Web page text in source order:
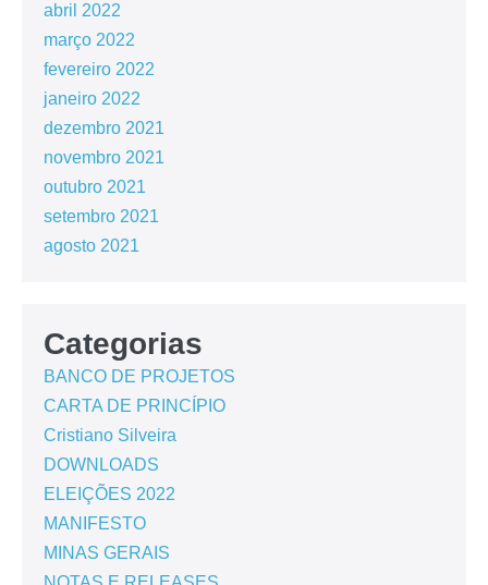
abril 2022
março 2022
fevereiro 2022
janeiro 2022
dezembro 2021
novembro 2021
outubro 2021
setembro 2021
agosto 2021
Categorias
BANCO DE PROJETOS
CARTA DE PRINCÍPIO
Cristiano Silveira
DOWNLOADS
ELEIÇÕES 2022
MANIFESTO
MINAS GERAIS